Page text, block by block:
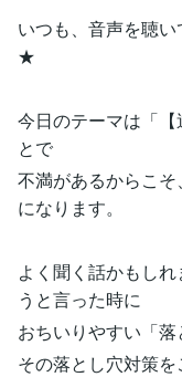
いつも、音声を聴
★
今日のテーマは「
とで
不満があるからこ
になります。
よく聞く話かもし
うと言った時に
おちいりやすい「
その落とし穴対策を